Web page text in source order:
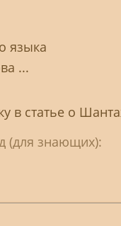
языка
...
в статье о
(для знающих):